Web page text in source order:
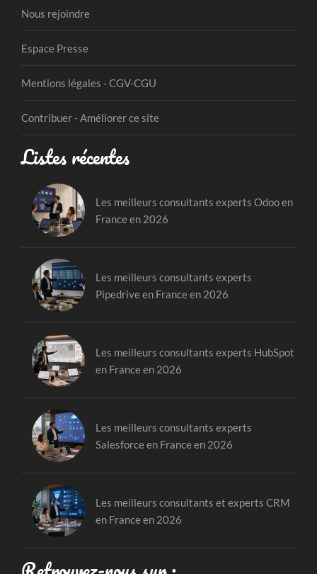
Nous rejoindre
Espace Presse
Mentions légales - CGV-CGU
Contribuer - Améliorer ce site
Listes récentes
Les meilleurs consultants experts Odoo en
France en 2026
Les meilleurs consultants experts
Pipedrive en France en 2026
Les meilleurs consultants experts HubSpot
en France en 2026
Les meilleurs consultants experts
Salesforce en France en 2026
Les meilleurs consultants et experts CRM
en France en 2026